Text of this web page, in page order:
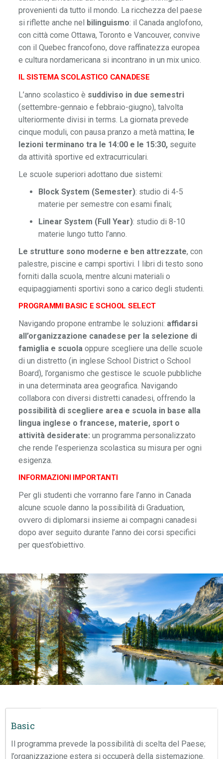
provenienti da tutto il mondo. La ricchezza del paese
si riflette anche nel bilinguismo: il Canada anglofono,
con città come Ottawa, Toronto e Vancouver, convive
con il Quebec francofono, dove raffinatezza europea
e cultura nordamericana si incontrano in un mix unico.
IL SISTEMA SCOLASTICO CANADESE
L’anno scolastico è suddiviso in due semestri
(settembre-gennaio e febbraio-giugno), talvolta
ulteriormente divisi in terms. La giornata prevede
cinque moduli, con pausa pranzo a metà mattina; le
lezioni terminano tra le 14:00 e le 15:30, seguite
da attività sportive ed extracurriculari.
Le scuole superiori adottano due sistemi:
Block System (Semester): studio di 4-5
materie per semestre con esami finali;
Linear System (Full Year): studio di 8-10
materie lungo tutto l’anno.
Le strutture sono moderne e ben attrezzate, con
palestre, piscine e campi sportivi. I libri di testo sono
forniti dalla scuola, mentre alcuni materiali o
equipaggiamenti sportivi sono a carico degli studenti.
PROGRAMMI BASIC E SCHOOL SELECT
Navigando propone entrambe le soluzioni: affidarsi
all’organizzazione canadese per la selezione di
famiglia e scuola oppure scegliere una delle scuole
di un distretto (in inglese School District o School
Board), l’organismo che gestisce le scuole pubbliche
in una determinata area geografica. Navigando
collabora con diversi distretti canadesi, offrendo la
possibilità di scegliere area e scuola in base alla
lingua inglese o francese, materie, sport o
attività desiderate: un programma personalizzato
che rende l’esperienza scolastica su misura per ogni
esigenza.
INFORMAZIONI IMPORTANTI
Per gli studenti che vorranno fare l’anno in Canada
alcune scuole danno la possibilità di Graduation,
ovvero di diplomarsi insieme ai compagni canadesi
dopo aver seguito durante l’anno dei corsi specifici
per quest’obiettivo.
Basic
Il programma prevede la possibilità di scelta del Paese;
l’organizzazione estera si occuperà della sistemazione.